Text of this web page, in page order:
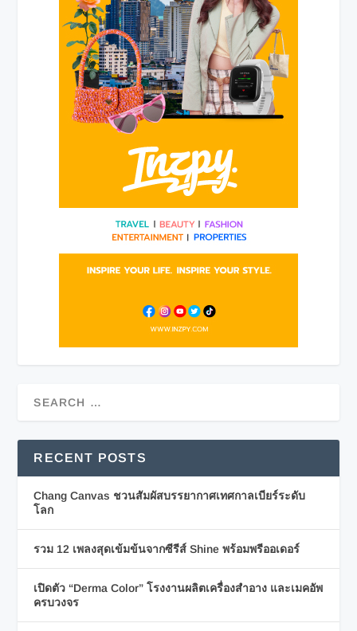
RECENT POSTS
Chang Canvas ชวนสัมผัสบรรยากาศเทศกาลเบียร์ระดับ
โลก
รวม 12 เพลงสุดเข้มข้นจากซีรีส์ Shine พร้อมพรีออเดอร์
เปิดตัว “Derma Color” โรงงานผลิตเครื่องสำอาง และเมคอัพ
ครบวงจร